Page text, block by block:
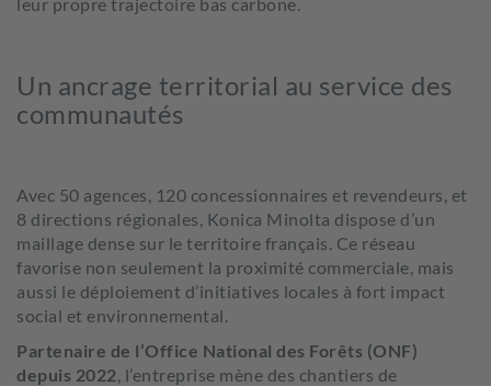
Un ancrage territorial au service des
communautés
Avec 50 agences, 120 concessionnaires et revendeurs, et
8 directions régionales, Konica Minolta dispose d’un
maillage dense sur le territoire français. Ce réseau
favorise non seulement la proximité commerciale, mais
aussi le déploiement d’initiatives locales à fort impact
social et environnemental.
Partenaire de l’Office National des Forêts (ONF)
depuis 2022, l’entreprise mène des chantiers de